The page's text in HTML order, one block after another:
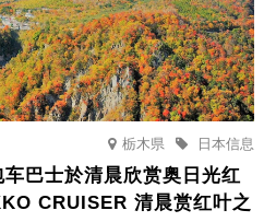
栃木県 日本信息
巴士於清晨欣赏奥日光红
CRUISER 清晨赏红叶之